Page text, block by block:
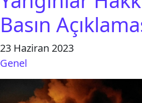
Basın
23 Haziran 2023
Genel